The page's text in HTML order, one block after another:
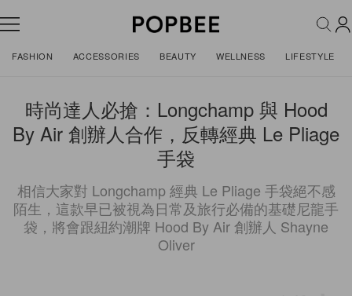
FASHION ACCESSORIES BEAUTY WELLNESS LIFESTYLE
時尚達人必搶：Longchamp 與 Hood
By Air 創辦人合作，反轉經典 Le Pliage
手袋
相信大家對 Longchamp 經典 Le Pliage 手袋絕不感
陌生，這款早已被視為日常及旅行必備的基礎尼龍手
袋，將會跟紐約潮牌 Hood By Air 創辦人 Shayne
Oliver